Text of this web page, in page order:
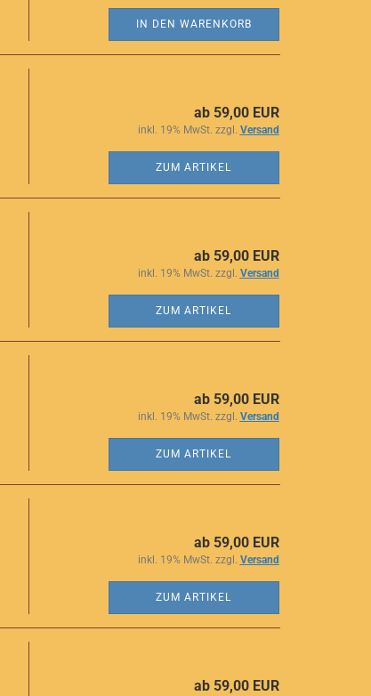
IN DEN WARENKORB
ab 59,00 EUR
inkl. 19% MwSt. zzgl. Versand
ZUM ARTIKEL
ab 59,00 EUR
inkl. 19% MwSt. zzgl. Versand
ZUM ARTIKEL
ab 59,00 EUR
inkl. 19% MwSt. zzgl. Versand
ZUM ARTIKEL
ab 59,00 EUR
inkl. 19% MwSt. zzgl. Versand
ZUM ARTIKEL
ab 59,00 EUR